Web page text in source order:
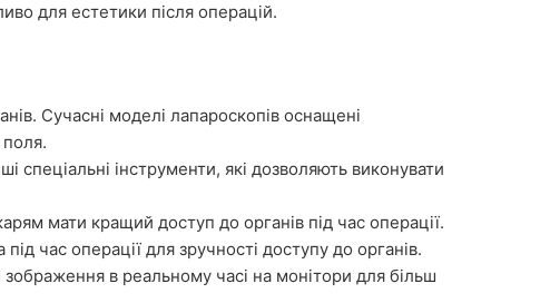
для естетики після операцій.
Сучасні моделі лапароскопів оснащені
поля.
спеціальні інструменти, які дозволяють виконувати
мати кращий доступ до органів під час операції.
час операції для зручності доступу до органів.
в реальному часі на монітори для більш